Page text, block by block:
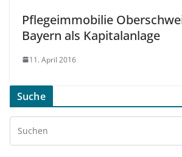
Pflegeimmobilie
Bayern als Kapitalanlage
11. April 2016
Suche